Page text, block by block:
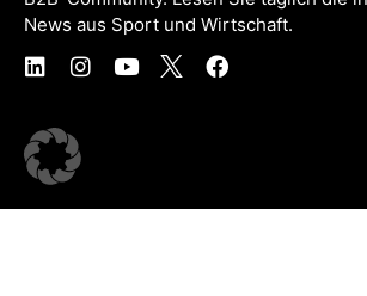
News aus Sport und Wirtschaft.